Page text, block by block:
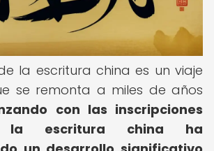
la escritura china es un viaje
se remonta a miles de años
con las inscripciones
la escritura china ha